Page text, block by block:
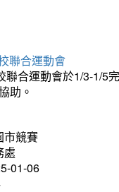
聯合運動會
聯合運動會於1/3-1/5
助。
市競賽
處
01-06